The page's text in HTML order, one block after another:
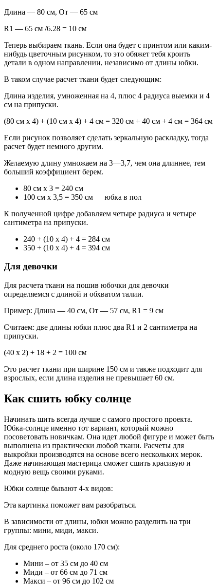
Длина — 80 см, От — 65 см
R1 — 65 см /6.28 = 10 см
Теперь выбираем ткань. Если она будет с принтом или каким-
нибудь цветочным рисунком, то это обяжет тебя кроить
детали в одном направлении, независимо от длины юбки.
В таком случае расчет ткани будет следующим:
Длина изделия, умноженная на 4, плюс 4 радиуса выемки и 4
см на припуски.
(80 см х 4) + (10 см х 4) + 4 см = 320 см + 40 см + 4 см = 364 см
Если рисунок позволяет сделать зеркальную раскладку, тогда
расчет будет немного другим.
Желаемую длину умножаем на 3—3,7, чем она длиннее, тем
больший коэффициент берем.
80 см х 3 = 240 см
100 см х 3,5 = 350 см — юбка в пол
К полученной цифре добавляем четыре радиуса и четыре
сантиметра на припуски.
240 + (10 х 4) + 4 = 284 см
350 + (10 х 4) + 4 = 394 см
Для девочки
Для расчета ткани на пошив юбочки для девочки
определяемся с длиной и обхватом талии.
Пример: Длина — 40 см, От — 57 см, R1 = 9 см
Считаем: две длины юбки плюс два R1 и 2 сантиметра на
припуски.
(40 х 2) + 18 + 2 = 100 см
Это расчет ткани при ширине 150 см и также подходит для
взрослых, если длина изделия не превышает 60 см.
Как сшить юбку солнце
Начинать шить всегда лучше с самого простого проекта.
Юбка-солнце именно тот вариант, который можно
посоветовать новичкам. Она идет любой фигуре и может быть
выполнена из практически любой ткани. Расчеты для
выкройки производятся на основе всего нескольких мерок.
Даже начинающая мастерица сможет сшить красивую и
модную вещь своими руками.
Юбки солнце бывают 4-х видов:
Эта картинка поможет вам разобраться.
В зависимости от длины, юбки можно разделить на три
группы: мини, миди, макси.
Для среднего роста (около 170 см):
Мини – от 35 см до 40 см
Миди – от 66 см до 71 см
Макси – от 96 см до 102 см